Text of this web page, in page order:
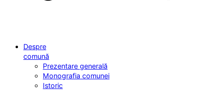
Despre
comună
Prezentare generală
Monografia comunei
Istoric